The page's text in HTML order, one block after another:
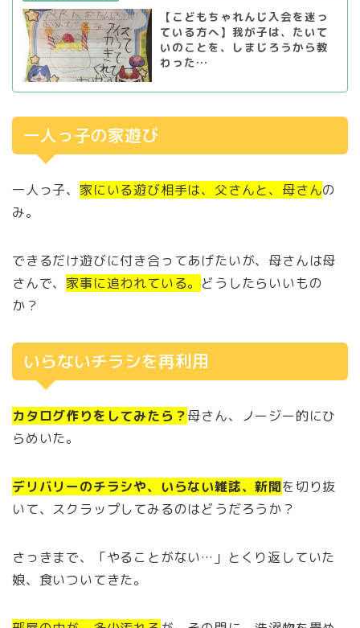
【こどもちゃれんじ入会を迷っ
ている方へ】我が子は、たいて
いのことを、しまじろうから教
わった…
一人っ子の家遊び
一人っ子、 家にいる遊び相手は、父さんと、母さんの
み。
できるだけ遊びに付き合ってあげたいが、母さんは母
さんで、 家事に追われている。 どうしたらいいもの
か？
いらないチラシを再利用
カタログ作りをしてみたら？母さん、ノージー的にひ
らめいた。
デリバリーのチラシや、いらない雑誌、新聞を切り抜
いて、スクラップしてみるのはどうだろうか？
さっきまで、「やることがない…」とくり返していた
娘、食いついてきた。